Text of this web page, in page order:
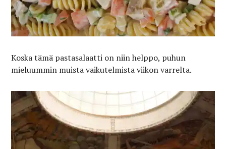
Koska tämä pastasalaatti on niin helppo, puhun
mieluummin muista vaikutelmista viikon varrelta.